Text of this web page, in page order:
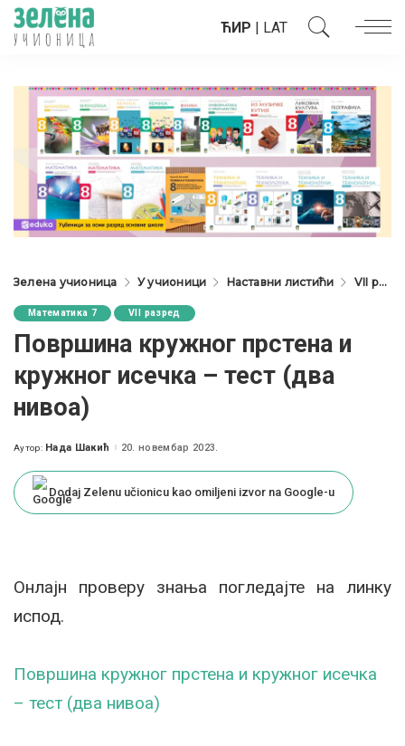
ЋИР | LAT
Зелена учионица У учионици Наставни листићи VII разред
Математика 7 VII разред
Површина кружног прстена и
кружног исечка – тест (два
нивоа)
Posted
Аутор: Нада Шакић 20. новембар 2023.
Dodaj Zelenu učionicu kao omiljeni izvor na Google-u
Онлајн проверу знања погледајте на линку
испод.
Површина кружног прстена и кружног исечка
– тест (два нивоа)